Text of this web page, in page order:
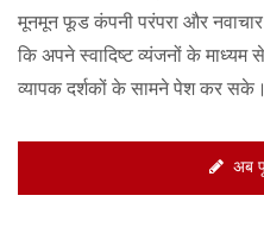
मूनमून फूड कंपनी परंपरा और
कि अपने स्वादिष्ट व्यंजनों के
व्यापक दर्शकों के सामने पेश कर सके।
अब